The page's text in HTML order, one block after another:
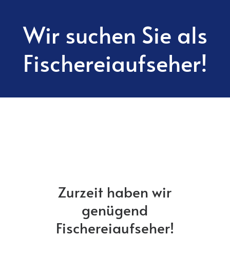
Wir suchen Sie als
Fischereiaufseher!
Zurzeit haben wir
genügend
Fischereiaufseher!